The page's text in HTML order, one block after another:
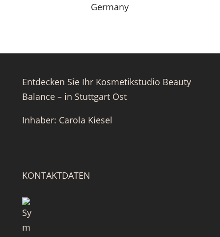
Germany
Entdecken Sie Ihr Kosmetikstudio Beauty
Balance – in Stuttgart Ost
Inhaber: Carola Kiesel
KONTAKTDATEN